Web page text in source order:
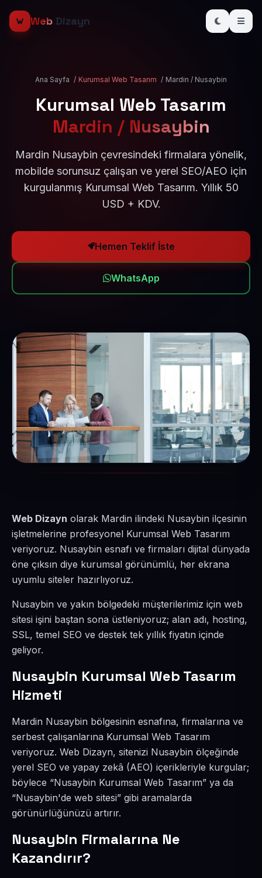
Web Dizayn
Ana Sayfa / Kurumsal Web Tasarım / Mardin / Nusaybin
Kurumsal Web Tasarım
Mardin / Nusaybin
Mardin Nusaybin çevresindeki firmalara yönelik,
mobilde sorunsuz çalışan ve yerel SEO/AEO için
kurgulanmış Kurumsal Web Tasarım. Yıllık 50
USD + KDV.
Hemen Teklif İste
WhatsApp
Web Dizayn olarak Mardin ilindeki Nusaybin ilçesinin
işletmelerine profesyonel Kurumsal Web Tasarım
veriyoruz. Nusaybin esnafı ve firmaları dijital dünyada
öne çıksın diye kurumsal görünümlü, her ekrana
uyumlu siteler hazırlıyoruz.
Nusaybin ve yakın bölgedeki müşterilerimiz için web
sitesi işini baştan sona üstleniyoruz; alan adı, hosting,
SSL, temel SEO ve destek tek yıllık fiyatın içinde
geliyor.
Nusaybin Kurumsal Web Tasarım
Hizmeti
Mardin Nusaybin bölgesinin esnafına, firmalarına ve
serbest çalışanlarına Kurumsal Web Tasarım
veriyoruz. Web Dizayn, sitenizi Nusaybin ölçeğinde
yerel SEO ve yapay zekâ (AEO) içerikleriyle kurgular;
böylece “Nusaybin Kurumsal Web Tasarım” ya da
“Nusaybin'de web sitesi” gibi aramalarda
görünürlüğünüzü artırır.
Nusaybin Firmalarına Ne
Kazandırır?